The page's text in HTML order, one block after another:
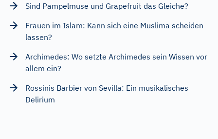
Sind Pampelmuse und Grapefruit das Gleiche?
Frauen im Islam: Kann sich eine Muslima scheiden
lassen?
Archimedes: Wo setzte Archimedes sein Wissen vor
allem ein?
Rossinis Barbier von Sevilla: Ein musikalisches
Delirium